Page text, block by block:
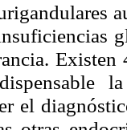
el